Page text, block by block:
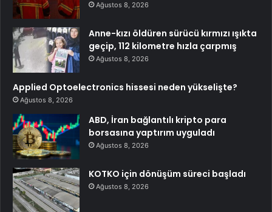
Ağustos 8, 2026
Anne-kızı öldüren sürücü kırmızı ışıkta
geçip, 112 kilometre hızla çarpmış
Ağustos 8, 2026
Applied Optoelectronics hissesi neden yükselişte?
Ağustos 8, 2026
ABD, İran bağlantılı kripto para
borsasına yaptırım uyguladı
Ağustos 8, 2026
KOTKO için dönüşüm süreci başladı
Ağustos 8, 2026